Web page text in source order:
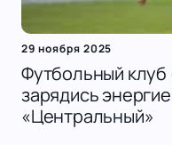
29 ноября 2025
Футбольный
зарядись
«Центральный»